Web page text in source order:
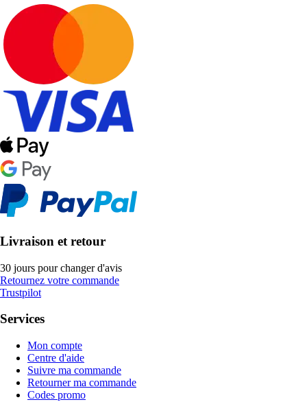
Livraison et retour
30 jours pour changer d'avis
Retournez votre commande
Trustpilot
Services
Mon compte
Centre d'aide
Suivre ma commande
Retourner ma commande
Codes promo